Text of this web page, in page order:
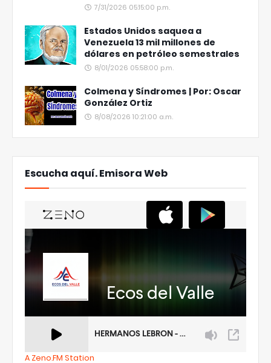
7/31/2026 05:15:00 p.m.
Estados Unidos saquea a
Venezuela 13 mil millones de
dólares en petróleo semestrales
8/01/2026 05:58:00 p.m.
Colmena y Síndromes | Por: Oscar
González Ortiz
8/08/2026 10:21:00 a.m.
Escucha aquí. Emisora Web
A Zeno.FM Station